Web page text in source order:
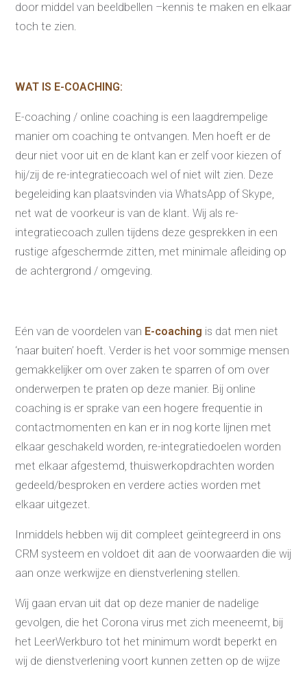
Brochure
Vacatures
Laatste nieuws
Contact
Re-integratie
Modulaire dienstverlening
WerkFit maken re-integratie
WerkFit in combinatie met
Budgetcoaching
NaarWerk re-integratie
WerkBehoud
Starten als zelfstandige
Budgetcoaching
Jobcenter & jobhunting
Loopbaancoaching
Aanvraag hand-out
LeerWerkburo
Werkgevers
Budgetcoaching on the job
Outplacement
Mediation bij
conflictsituaties
Maatschappelijk
Verantwoord Ondernemen
Ons testcentrum
LeerWerkburo
Team
Contact
Klanten aan het
woord
Klanten aan het woord
door middel van beeldbellen –kennis te maken en elkaar
toch te zien.
WAT IS E-COACHING:
E-coaching / online coaching is een laagdrempelige
manier om coaching te ontvangen. Men hoeft er de
deur niet voor uit en de klant kan er zelf voor kiezen of
hij/zij de re-integratiecoach wel of niet wilt zien. Deze
begeleiding kan plaatsvinden via WhatsApp of Skype,
net wat de voorkeur is van de klant. Wij als re-
integratiecoach zullen tijdens deze gesprekken in een
rustige afgeschermde zitten, met minimale afleiding op
de achtergrond / omgeving.
Eén van de voordelen van E-coaching is dat men niet
‘naar buiten’ hoeft. Verder is het voor sommige mensen
gemakkelijker om over zaken te sparren of om over
onderwerpen te praten op deze manier. Bij online
coaching is er sprake van een hogere frequentie in
contactmomenten en kan er in nog korte lijnen met
elkaar geschakeld worden, re-integratiedoelen worden
met elkaar afgestemd, thuiswerkopdrachten worden
gedeeld/besproken en verdere acties worden met
elkaar uitgezet.
Inmiddels hebben wij dit compleet geïntegreerd in ons
CRM systeem en voldoet dit aan de voorwaarden die wij
aan onze werkwijze en dienstverlening stellen.
Wij gaan ervan uit dat op deze manier de nadelige
gevolgen, die het Corona virus met zich meeneemt, bij
het LeerWerkburo tot het minimum wordt beperkt en
wij de dienstverlening voort kunnen zetten op de wijze